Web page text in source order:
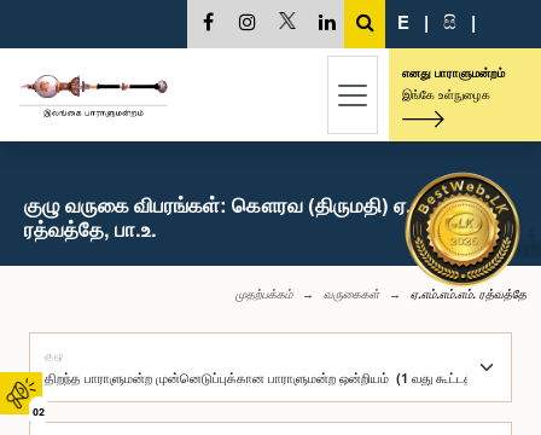
02
E | සි |
எனது பாராளுமன்றம்
இங்கே உள்நுழைக
குழு வருகை விபரங்கள்: கௌரவ (திருமதி) ஏ.எம்.எம்.எம்.
ரத்வத்தே, பா.உ.
முதற்பக்கம் வருகைகள் ஏ.எம்.எம்.எம். ரத்வத்தே
குழு